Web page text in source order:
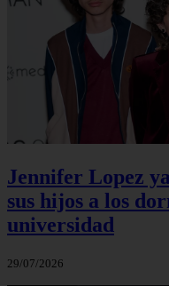
Jennifer Lopez
sus hijos a los
universidad
29/07/2026